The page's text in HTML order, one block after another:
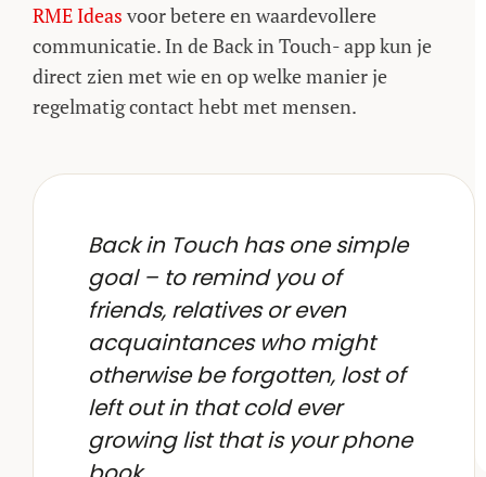
RME Ideas voor betere en waardevollere
communicatie. In de Back in Touch- app kun je
direct zien met wie en op welke manier je
regelmatig contact hebt met mensen.
Back in Touch has one simple
goal – to remind you of
friends, relatives or even
acquaintances who might
otherwise be forgotten, lost of
left out in that cold ever
growing list that is your phone